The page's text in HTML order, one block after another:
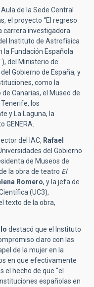
de la Sede Central
el proyecto “El regreso
carrera investigadora
Instituto de Astrofísica
la Fundación Española
del Ministerio de
Gobierno de España, y
como la
Canarias, el Museo de
Tenerife, los
y La Laguna, la
GENERA.
del IAC, Rafael
del Gobierno
de Museos de
la obra de teatro El
Romero, y la jefa de
(UC3),
texto de la obra,
destacó que el Instituto
claro con las
de la mujer en la
en que efectivamente
el hecho de que “el
españolas en